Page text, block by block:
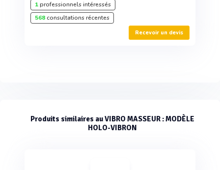
1professionnels intéressés
568consultations récentes
Recevoir un devis
Produits similaires au VIBRO MASSEUR : MODÈLE
HOLO-VIBRON